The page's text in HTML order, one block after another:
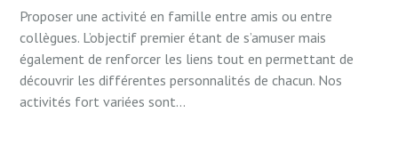
Proposer une activité en famille entre amis ou entre
collègues. L’objectif premier étant de s’amuser mais
également de renforcer les liens tout en permettant de
découvrir les différentes personnalités de chacun. Nos
activités fort variées sont...